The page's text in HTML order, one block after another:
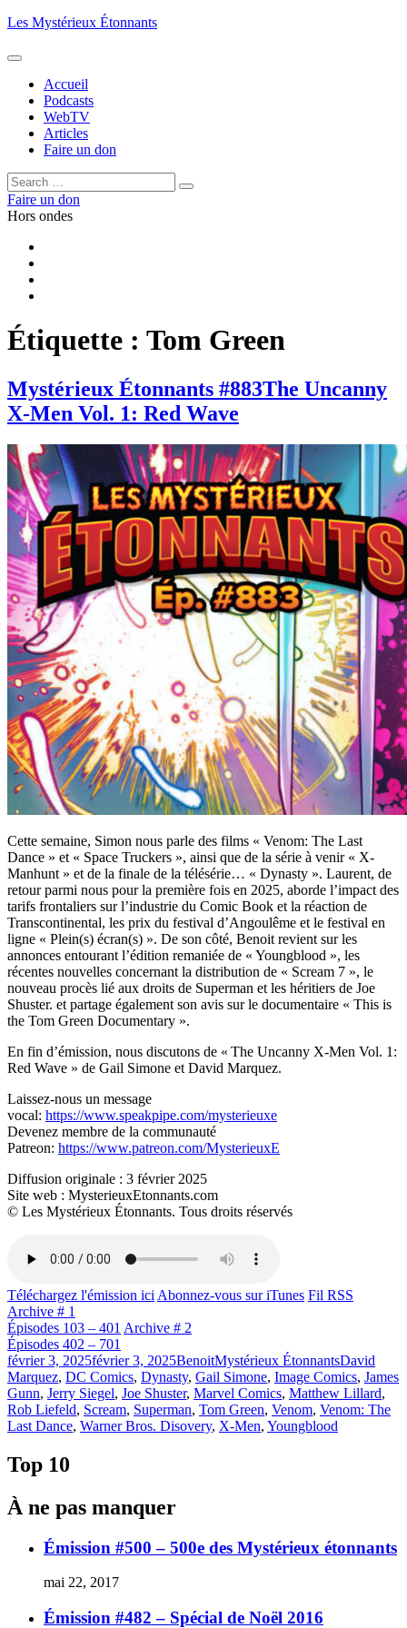
Aller
contenu
Les Mystérieux Étonnants
Accueil
Podcasts
WebTV
Articles
Faire un don
Rechercher :
Rechercher
Faire un don
Hors ondes
Étiquette : Tom Green
Mystérieux Étonnants #883The Uncanny
X-Men Vol. 1: Red Wave
Cette semaine, Simon nous parle des films « Venom: The Last
Dance » et « Space Truckers », ainsi que de la série à venir « X-
Manhunt » et de la finale de la télésérie… « Dynasty ». Laurent, de
retour parmi nous pour la première fois en 2025, aborde l’impact des
tarifs frontaliers sur l’industrie du Comic Book et la réaction de
Transcontinental, les prix du festival d’Angoulême et le festival en
ligne « Plein(s) écran(s) ». De son côté, Benoit revient sur les
annonces entourant l’édition remaniée de « Youngblood », les
récentes nouvelles concernant la distribution de « Scream 7 », le
nouveau procès lié aux droits de Superman et les héritiers de Joe
Shuster. et partage également son avis sur le documentaire « This is
the Tom Green Documentary ».
En fin d’émission, nous discutons de « The Uncanny X-Men Vol. 1:
Red Wave » de Gail Simone et David Marquez.
Laissez-nous un message
vocal: https://www.speakpipe.com/mysterieuxe
Devenez membre de la communauté
Patreon: https://www.patreon.com/MysterieuxE
Diffusion originale : 3 février 2025
Site web : MysterieuxEtonnants.com
© Les Mystérieux Étonnants. Tous droits réservés
Téléchargez l'émission ici Abonnez-vous sur iTunes Fil RSS
Archive # 1
Épisodes 103 – 401 Archive # 2
Épisodes 402 – 701
Publié
le
février 3, 2025février 3, 2025BenoitCatégories
Mystérieux ÉtonnantsÉtiquettes
David
Marquez, DC Comics, Dynasty, Gail Simone, Image Comics, James
Gunn, Jerry Siegel, Joe Shuster, Marvel Comics, Matthew Lillard,
Rob Liefeld, Scream, Superman, Tom Green, Venom, Venom: The
Last Dance, Warner Bros. Disovery, X-Men, Youngblood
Top 10
À ne pas manquer
Émission #500 – 500e des Mystérieux étonnants
mai 22, 2017
Émission #482 – Spécial de Noël 2016